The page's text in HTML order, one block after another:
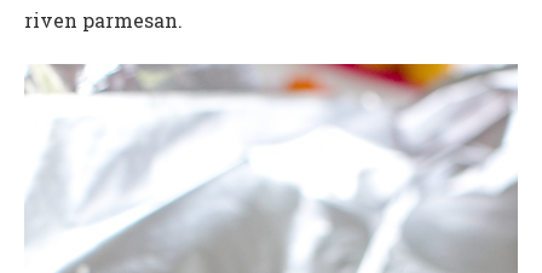
riven parmesan.